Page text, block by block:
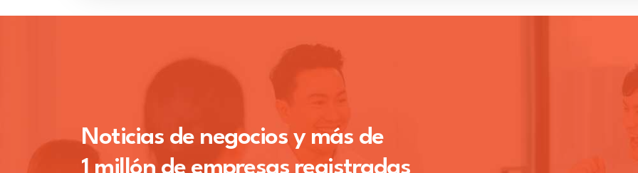
Noticias de negocios y más de